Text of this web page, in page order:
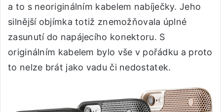
a to s neoriginálním kabelem nabíječky. Jeho
silnější objímka totiž znemožňovala úplné
zasunutí do napájecího konektoru. S
originálním kabelem bylo vše v pořádku a proto
to nelze brát jako vadu či nedostatek.